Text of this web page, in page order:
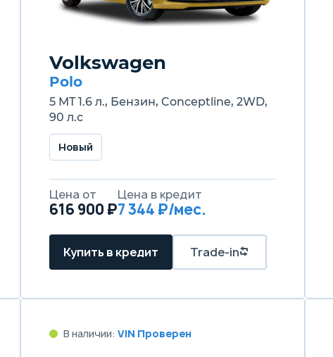
Volkswagen
Polo
5 MT 1.6 л., Бензин, Conceptline, 2WD,
90 л.с
Новый
Цена от
616 900 ₽
Цена в кредит
7 344 ₽/мес.
Купить в кредит Trade-in
В наличии: VIN Проверен